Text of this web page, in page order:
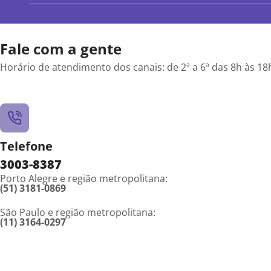
Fale com a gente
Horário de atendimento dos canais: de 2ª a 6ª das 8h às
Telefone
3003-8387
Porto Alegre e região metropolitana:
(51) 3181-0869
São Paulo e região metropolitana:
(11) 3164-0297